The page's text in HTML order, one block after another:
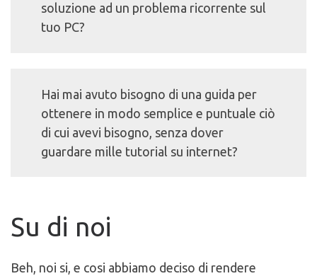
soluzione ad un problema ricorrente sul
tuo PC?
Hai mai avuto bisogno di una guida per
ottenere in modo semplice e puntuale ciò
di cui avevi bisogno, senza dover
guardare mille tutorial su internet?
Su di noi
Beh, noi si, e cosi abbiamo deciso di rendere